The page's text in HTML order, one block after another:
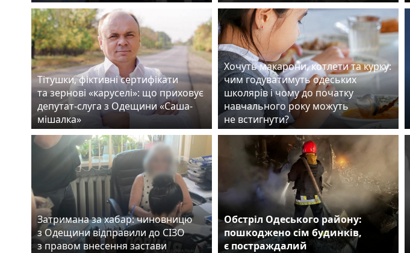
Тітушки, фіктивні сертифікати
та зернові «каруселі»: що приховує
депутат-слуга з Одещини «Саша-
мішалка»
Хочуть макарони, котлети та курку:
чим годуватимуть одеських
школярів і чому до початку
навчального року можуть
не встигнути?
Затримана за хабар: чиновницю
з Одещини відправили до СІЗО
з правом внесення застави
Обстріл Одеського району:
пошкоджено сім будинків,
є постраждалий